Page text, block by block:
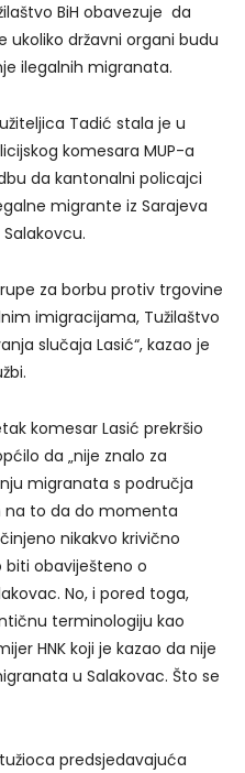
BiH obavezuje da
državni organi budu
ilegalnih migranata.
Tadić stala je u
komesara MUP-a
da kantonalni policajci
migrante iz Sarajeva
za borbu protiv trgovine
imigracijama, Tužilaštvo
slučaja Lasić“, kazao je
komesar Lasić prekršio
da „nije znalo za
migranata s područja
na to da do momenta
nikakvo krivično
biti obaviješteno o
No, i pored toga,
terminologiju kao
HNK koji je kazao da nije
u Salakovac. Što se
predsjedavajuća